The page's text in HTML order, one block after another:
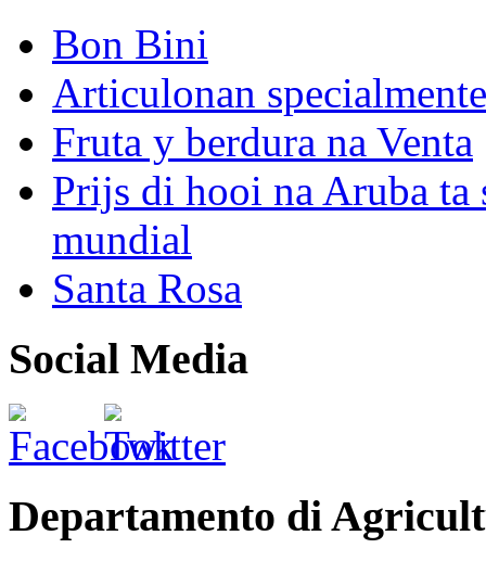
Bon Bini
Articulonan
Fruta y berdura na Venta
Prijs di hooi na Aruba
mundial
Santa Rosa
Social Media
Departamento di